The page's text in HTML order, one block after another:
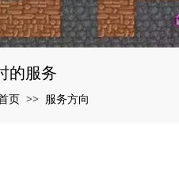
的服务
页 >> 服务方向